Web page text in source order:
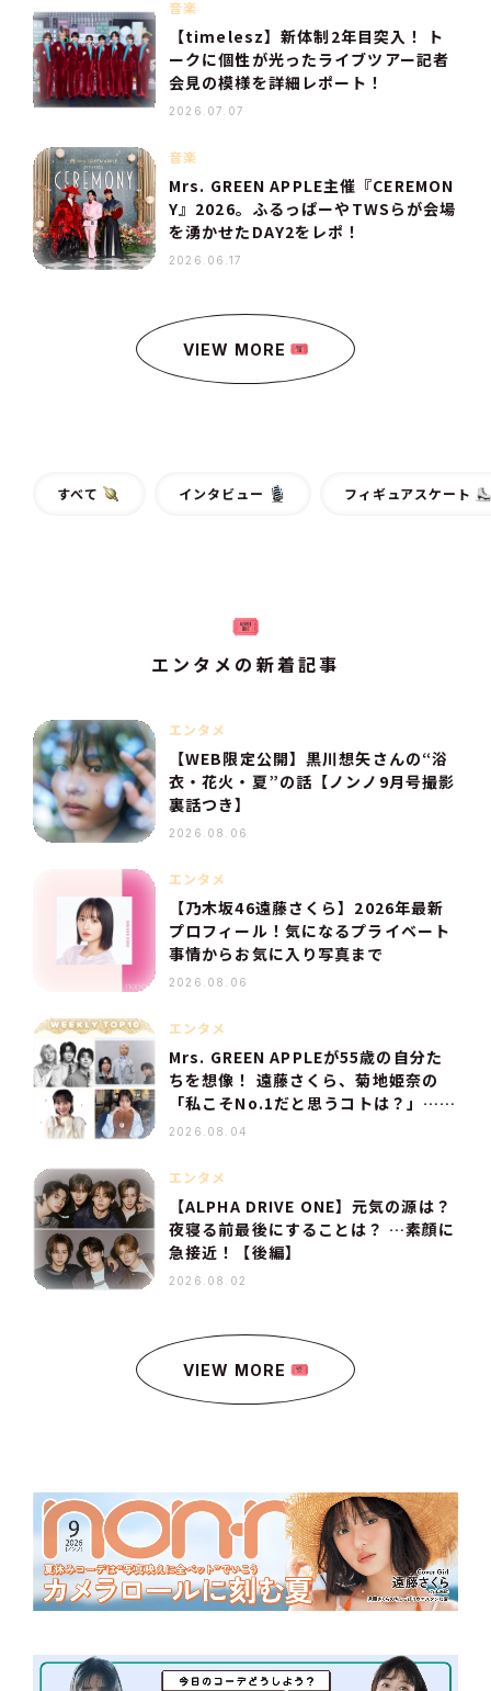
音楽
【timelesz】新体制2年目突入！ ト
ークに個性が光ったライブツアー記者
会見の模様を詳細レポート！
2026.07.07
音楽
Mrs. GREEN APPLE主催『CEREMON
Y』2026。ふるっぱーやTWSらが会場
を湧かせたDAY2をレポ！
2026.06.17
VIEW MORE
すべて インタビュー フィギュアスケート
エンタメの新着記事
エンタメ
【WEB限定公開】黒川想矢さんの“浴
衣・花火・夏”の話【ノンノ9月号撮影
裏話つき】
2026.08.06
エンタメ
【乃木坂46遠藤さくら】2026年最新
プロフィール！気になるプライベート
事情からお気に入り写真まで
2026.08.06
エンタメ
Mrs. GREEN APPLEが55歳の自分た
ちを想像！ 遠藤さくら、菊地姫奈の
「私こそNo.1だと思うコトは？」…
【人気記事TOP10】
2026.08.04
エンタメ
【ALPHA DRIVE ONE】元気の源は？
夜寝る前最後にすることは？ …素顔に
急接近！【後編】
2026.08.02
VIEW MORE